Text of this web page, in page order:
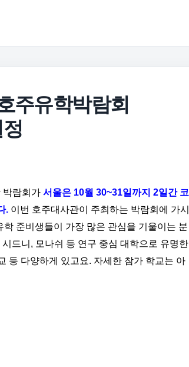
주유학박람회
박람회가 서울은 10월 30~31일까지 2일간 코
. 이번 호주대사관이 주최하는 박람회에 가시
준비생들이 가장 많은 관심을 기울이는 분
드니, 모나쉬 등 연구 중심 대학으로 유명한
등 다양하게 있고요. 자세한 참가 학교는 아